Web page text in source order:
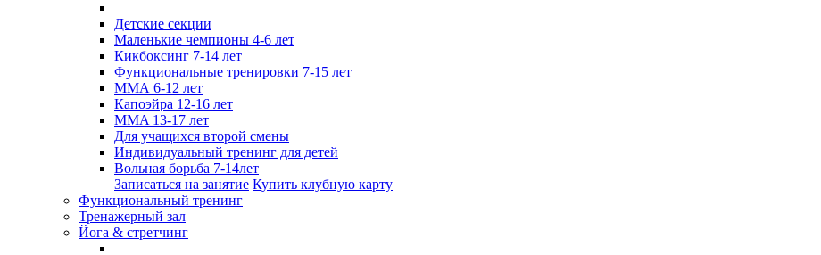
Детские секции
Маленькие чемпионы 4-6 лет
Кикбоксинг 7-14 лет
Функциональные тренировки 7-15 лет
ММА 6-12 лет
Капоэйра 12-16 лет
MMA 13-17 лет
Для учащихся второй смены
Индивидуальный тренинг для детей
Вольная борьба 7-14лет
Записаться на занятие Купить клубную карту
Функциональный тренинг
Тренажерный зал
Йога & стретчинг